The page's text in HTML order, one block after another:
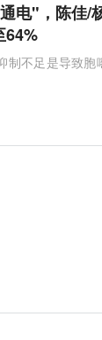
电"，陈佳/
64%
制不足是导致胞